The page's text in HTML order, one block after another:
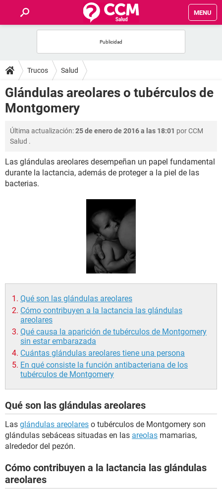
MENU
FOROS
SALUD
FAMILIA
NUTRICIÓN
BIENESTAR
Trucos Salud
Glándulas areolares o tubérculos de
Montgomery
Última actualización:25 de enero de 2016 a las 18:01 porCCM
Salud .
Las glándulas areolares desempeñan un papel fundamental
durante la lactancia, además de proteger a la piel de las
bacterias.
Qué son las glándulas areolares
Cómo contribuyen a la lactancia las glándulas
areolares
Qué causa la aparición de tubérculos de Montgomery
sin estar embarazada
Cuántas glándulas areolares tiene una persona
En qué consiste la función antibacteriana de los
tubérculos de Montgomery
Qué son las glándulas areolares
Las glándulas areolares o tubérculos de Montgomery son
glándulas sebáceas situadas en las areolas mamarias,
alrededor del pezón.
Cómo contribuyen a la lactancia las glándulas
areolares